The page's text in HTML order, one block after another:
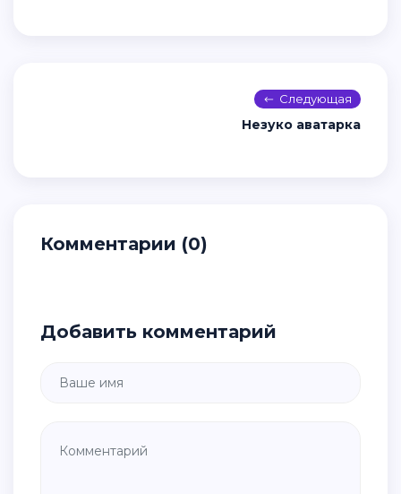
Следующая
Незуко аватарка
Комментарии (0)
Добавить комментарий